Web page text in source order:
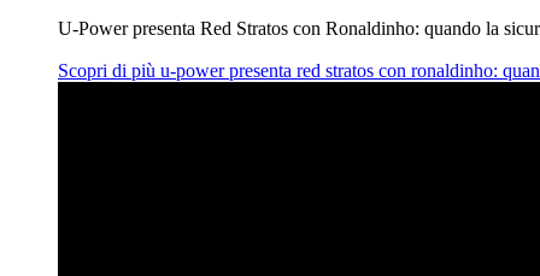
U‑Power presenta Red Stratos con Ronaldinho: quando la
Scopri di più u‑power presenta red stratos con ronaldinho: